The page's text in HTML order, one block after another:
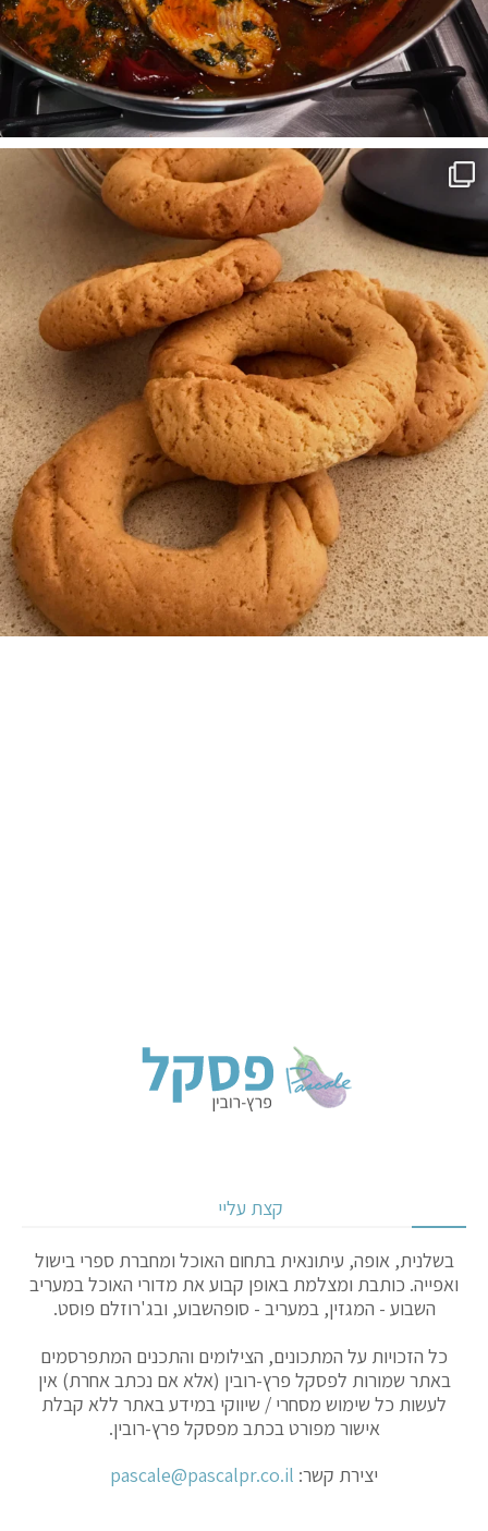
קצת עליי
בשלנית, אופה, עיתונאית בתחום האוכל ומחברת ספרי בישול
ואפייה. כותבת ומצלמת באופן קבוע את מדורי האוכל במעריב
השבוע - המגזין, במעריב - סופהשבוע, ובג'רוזלם פוסט.
כל הזכויות על המתכונים, הצילומים והתכנים המתפרסמים
באתר שמורות לפסקל פרץ-רובין (אלא אם נכתב אחרת) אין
לעשות כל שימוש מסחרי / שיווקי במידע באתר ללא קבלת
אישור מפורט בכתב מפסקל פרץ-רובין.
יצירת קשר: pascale@pascalpr.co.il